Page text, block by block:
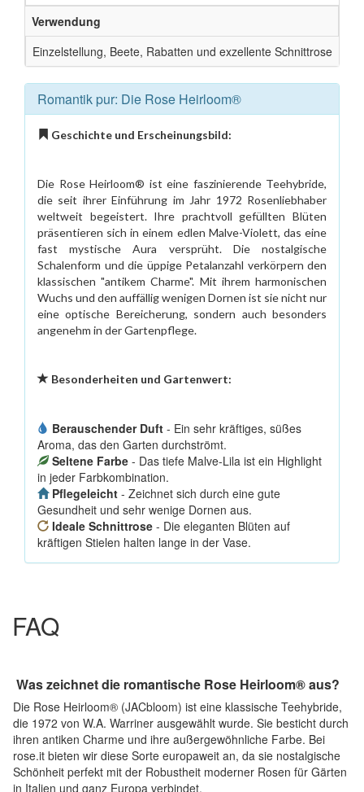
Verwendung
Einzelstellung, Beete, Rabatten und exzellente Schnittrose
Romantik pur: Die Rose Heirloom®
Geschichte und Erscheinungsbild:
Die Rose Heirloom® ist eine faszinierende Teehybride,
die seit ihrer Einführung im Jahr 1972 Rosenliebhaber
weltweit begeistert. Ihre prachtvoll gefüllten Blüten
präsentieren sich in einem edlen Malve-Violett, das eine
fast mystische Aura versprüht. Die nostalgische
Schalenform und die üppige Petalanzahl verkörpern den
klassischen "antikem Charme". Mit ihrem harmonischen
Wuchs und den auffällig wenigen Dornen ist sie nicht nur
eine optische Bereicherung, sondern auch besonders
angenehm in der Gartenpflege.
Besonderheiten und Gartenwert:
Berauschender Duft - Ein sehr kräftiges, süßes
Aroma, das den Garten durchströmt.
Seltene Farbe - Das tiefe Malve-Lila ist ein Highlight
in jeder Farbkombination.
Pflegeleicht - Zeichnet sich durch eine gute
Gesundheit und sehr wenige Dornen aus.
Ideale Schnittrose - Die eleganten Blüten auf
kräftigen Stielen halten lange in der Vase.
FAQ
Was zeichnet die romantische Rose Heirloom® aus?
Die Rose Heirloom® (JACbloom) ist eine klassische Teehybride,
die 1972 von W.A. Warriner ausgewählt wurde. Sie besticht durch
ihren antiken Charme und ihre außergewöhnliche Farbe. Bei
rose.it bieten wir diese Sorte europaweit an, da sie nostalgische
Schönheit perfekt mit der Robustheit moderner Rosen für Gärten
in Italien und ganz Europa verbindet.